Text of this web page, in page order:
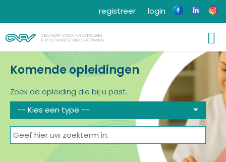
login
registreer
Komende opleidingen
Zoek de opleiding die bij u past.
-- Kies een type --